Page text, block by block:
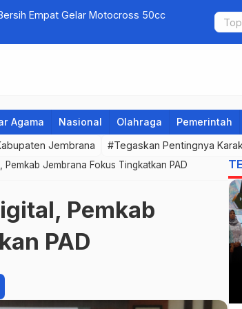
Empat Gelar Motocross 50cc Jembrana
Agama Nasional Olahraga Pemerintah
Jembrana #Tegaskan Pentingnya
Jembrana Fokus Tingkatkan PAD
Pemkab
PAD